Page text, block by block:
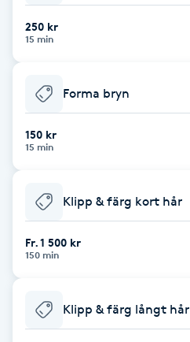
BIAB
Blowout
Bottenfärg
Brynfärgning
Brynplockning
250 kr
15 min
Forma bryn
150 kr
15 min
Klipp & färg kort hår
Fr. 1 500 kr
150 min
Klipp & färg långt hår